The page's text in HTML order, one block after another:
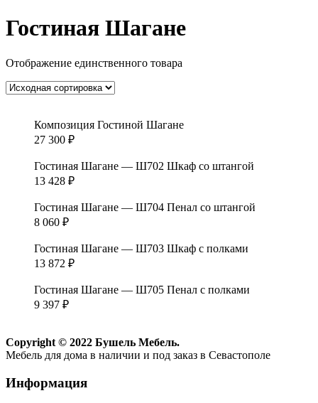
Гостиная Шагане
Отображение единственного товара
Композиция Гостиной Шагане
27 300 ₽
Гостиная Шагане — Ш702 Шкаф со штангой
13 428 ₽
Гостиная Шагане — Ш704 Пенал со штангой
8 060 ₽
Гостиная Шагане — Ш703 Шкаф с полками
13 872 ₽
Гостиная Шагане — Ш705 Пенал с полками
9 397 ₽
Copyright © 2022 Бушель Мебель.
Мебель для дома в наличии и под заказ в Севастополе
Информация